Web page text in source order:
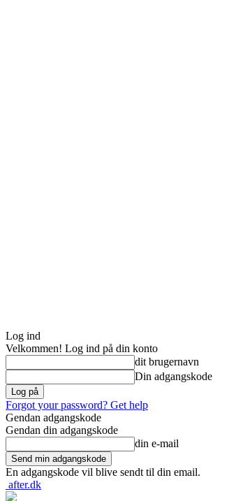
Log ind
Velkommen! Log ind på din konto
dit brugernavn
Din adgangskode
Forgot your password? Get help
Gendan adgangskode
Gendan din adgangskode
din e-mail
En adgangskode vil blive sendt til din email.
after.dk